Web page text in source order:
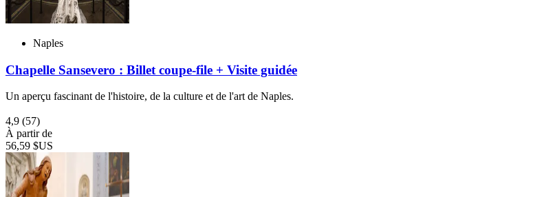
Naples
Chapelle Sansevero : Billet coupe-file + Visite guidée
Un aperçu fascinant de l'histoire, de la culture et de l'art de Naples.
4,9 (57)
À partir de
56,59 $US